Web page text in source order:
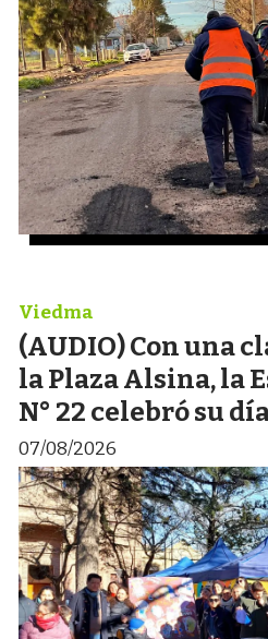
(AUDIO) Con una
la Plaza Alsina, la
N° 22 celebró su
Viedma
07/08/2026